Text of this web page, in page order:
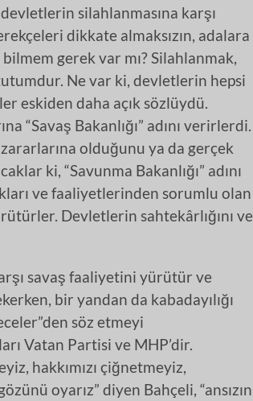
silahlanmasına karşı
dikkate almaksızın, adalara
bilmem gerek var mı? Silahlanmak,
Ne var ki, devletlerin hepsi
eskiden daha açık sözlüydü.
“Savaş Bakanlığı” adını verirlerdi.
olduğunu ya da gerçek
ki, “Savunma Bakanlığı” adını
ve faaliyetlerinden sorumlu olan
Devletlerin sahtekârlığını ve
savaş faaliyetini yürütür ve
bir yandan da kabadayılığı
söz etmeyi
Vatan Partisi ve MHP’dir.
hakkımızı çiğnetmeyiz,
oyarız” diyen Bahçeli, “ansızın